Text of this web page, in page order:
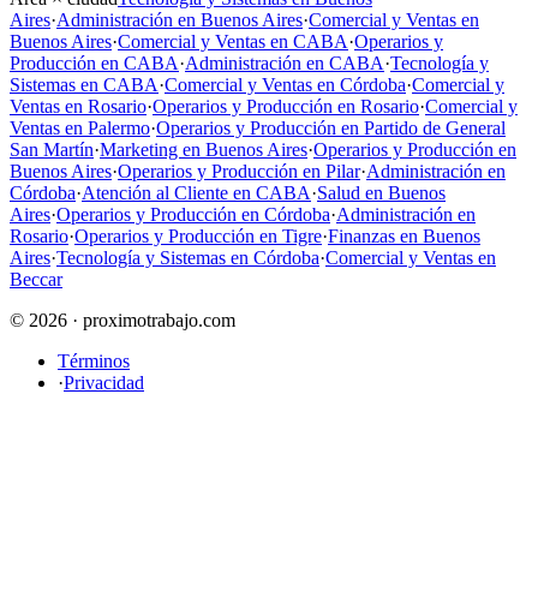
Aires·Administración en Buenos Aires·Comercial y Ventas en
Buenos Aires·Comercial y Ventas en CABA·Operarios y
Producción en CABA·Administración en CABA·Tecnología y
Sistemas en CABA·Comercial y Ventas en Córdoba·Comercial y
Ventas en Rosario·Operarios y Producción en Rosario·Comercial y
Ventas en Palermo·Operarios y Producción en Partido de General
San Martín·Marketing en Buenos Aires·Operarios y Producción en
Buenos Aires·Operarios y Producción en Pilar·Administración en
Córdoba·Atención al Cliente en CABA·Salud en Buenos
Aires·Operarios y Producción en Córdoba·Administración en
Rosario·Operarios y Producción en Tigre·Finanzas en Buenos
Aires·Tecnología y Sistemas en Córdoba·Comercial y Ventas en
Beccar
© 2026 · proximotrabajo.com
Términos
·Privacidad